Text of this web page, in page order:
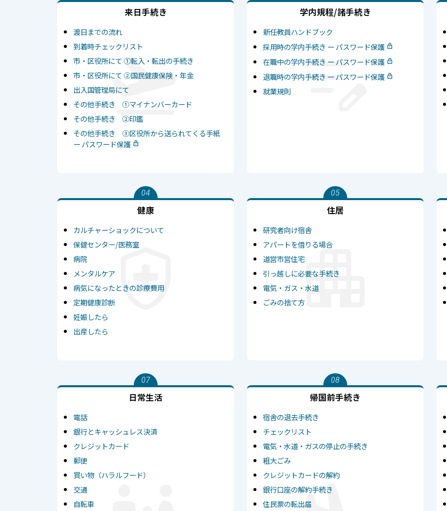
来日手続き
渡日までの流れ
到着時チェックリスト
市・区役所にて ①転入・転出の手続き
市・区役所にて ②国民健康保険・年金
出入国管理局にて
その他手続き ①マイナンバーカード
その他手続き ②印鑑
その他手続き ③区役所から送られてくる手紙
ー パスワード保護
学内規程/諸手続き
新任教員ハンドブック
採用時の学内手続き ー パスワード保護
在職中の学内手続き ー パスワード保護
退職時の学内手続き ー パスワード保護
就業規則
04
健康
カルチャーショックについて
保健センター/医務室
病院
メンタルケア
病気になったときの診療費用
定期健康診断
妊娠したら
出産したら
05
住居
研究者向け宿舎
アパートを借りる場合
道営市営住宅
引っ越しに必要な手続き
電気・ガス・水道
ごみの捨て方
07
日常生活
電話
銀行とキャッシュレス決済
クレジットカード
郵便
買い物（ハラルフード）
交通
自転車
08
帰国前手続き
宿舎の退去手続き
チェックリスト
電気・水道・ガスの停止の手続き
粗大ごみ
クレジットカードの解約
銀行口座の解約手続き
住民票の転出届